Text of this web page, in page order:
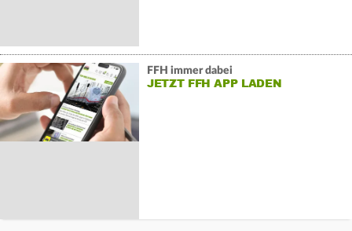
FFH immer dabei
JETZT FFH APP LADEN